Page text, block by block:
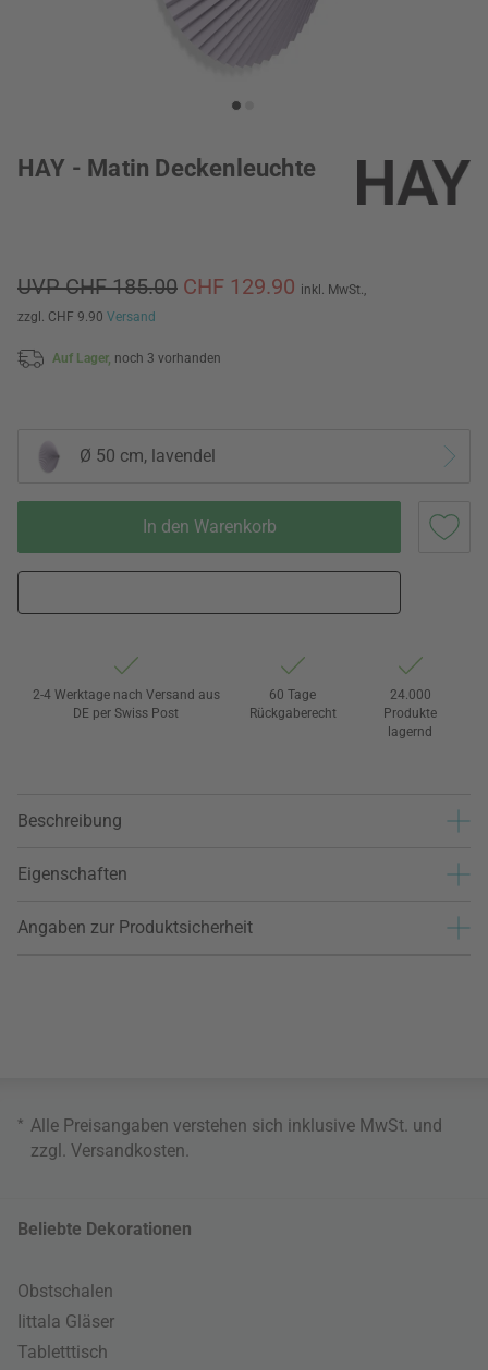
HAY - Matin Deckenleuchte
UVP CHF 185.00 CHF 129.90 inkl. MwSt.,
zzgl. CHF 9.90 Versand
Auf Lager, noch 3 vorhanden
Ø 50 cm, lavendel
In den Warenkorb
2-4 Werktage nach Versand aus
DE per Swiss Post
60 Tage
Rückgaberecht
24.000
Produkte
lagernd
Beschreibung
Eigenschaften
Angaben zur Produktsicherheit
* Alle Preisangaben verstehen sich inklusive MwSt. und
zzgl. Versandkosten
Beliebte Dekorationen
Obstschalen
Iittala Gläser
Tabletttisch